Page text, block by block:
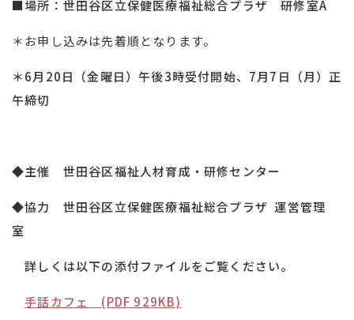
■場所：世田谷区立保健医療福祉総合プラザ 研修室A
＊お申し込みは先着順となります。
＊6月20日（金曜日）午後3時受付開始、7月7日（月）正
午締切
◆主催 世田谷区福祉人材育成・研修センター
◆協力 世田谷区立保健医療福祉総合プラザ 運営管理
室
詳しくは以下の添付ファイルをご覧ください。
手話カフェ (PDF 929KB)